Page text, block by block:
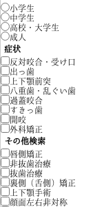
小学生
中学生
高校・大学生
成人
症状
反対咬合・受け口
出っ歯
上下顎前突
八重歯・乱ぐい歯
過蓋咬合
すきっ歯
開咬
外科矯正
その他検索
唇側矯正
非抜歯治療
抜歯治療
裏側（舌側）矯正
上下顎手術
顔面左右非対称